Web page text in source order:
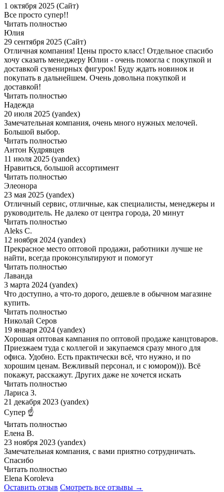
1 октября 2025 (Сайт)
Все просто супер!!
Читать полностью
Юлия
29 сентября 2025 (Сайт)
Отличная компания! Цены просто класс! Отдельное спасибо
хочу сказать менеджеру Юлии - очень помогла с покупкой и
доставкой сувенирных фигурок! Буду ждать новинок и
покупать в дальнейшем. Очень довольна покупкой и
доставкой!
Читать полностью
Надежда
20 июля 2025 (yandex)
Замечательная компания, очень много нужных мелочей.
Большой выбор.
Читать полностью
Антон Кудрявцев
11 июля 2025 (yandex)
Нравиться, большой ассортимент
Читать полностью
Элеонора
23 мая 2025 (yandex)
Отличный сервис, отличные, как специалисты, менеджеры и
руководитель. Не далеко от центра города, 20 минут
Читать полностью
Aleks C.
12 ноября 2024 (yandex)
Прекрасное место оптовой продажи, работники лучше не
найти, всегда проконсультируют и помогут
Читать полностью
Лаванда
3 марта 2024 (yandex)
Что доступно, а что-то дорого, дешевле в обычном магазине
купить.
Читать полностью
Николай Серов
19 января 2024 (yandex)
Хорошая оптовая кампания по оптовой продаже канцтоваров.
Приезжаем туда с коллегой и закупаемся сразу много для
офиса. Удобно. Есть практически всё, что нужно, и по
хорошим ценам. Вежливый персонал, и с юмором))). Всё
покажут, расскажут. Других даже не хочется искать
Читать полностью
Лариса З.
21 декабря 2023 (yandex)
Супер ☝️
Читать полностью
Елена В.
23 ноября 2023 (yandex)
Замечательная компания, с вами приятно сотрудничать.
Спасибо
Читать полностью
Elena Koroleva
Оставить отзыв Смотреть все отзывы →